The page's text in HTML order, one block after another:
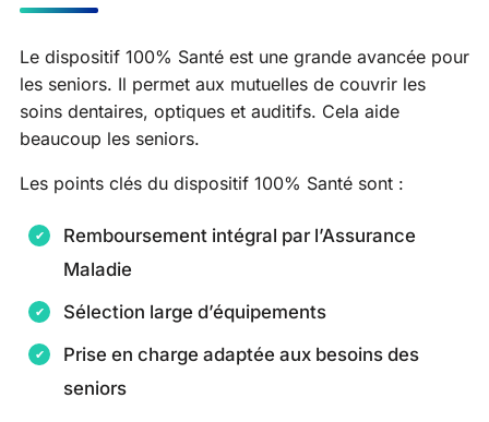
Le dispositif 100% Santé est une grande avancée pour
les seniors. Il permet aux mutuelles de couvrir les
soins dentaires, optiques et auditifs. Cela aide
beaucoup les seniors.
Les points clés du dispositif 100% Santé sont :
Remboursement intégral par l’Assurance
Maladie
Sélection large d’équipements
Prise en charge adaptée aux besoins des
seniors